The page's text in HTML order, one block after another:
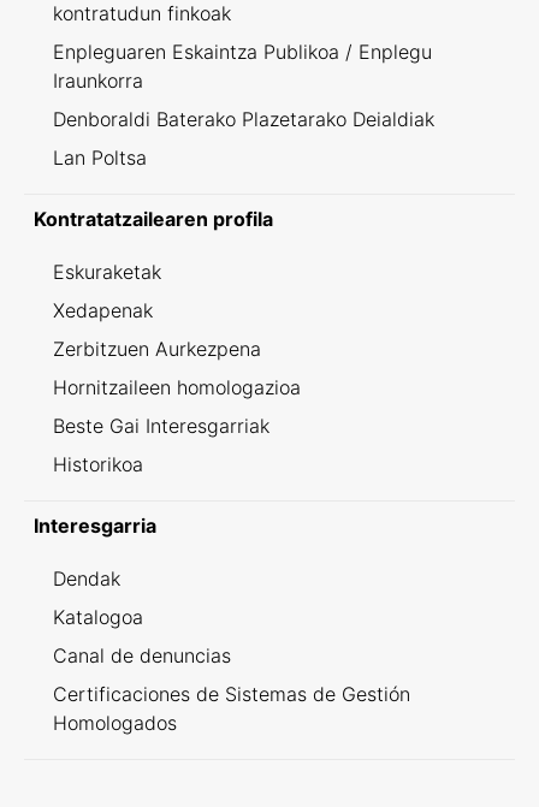
kontratudun finkoak
Enpleguaren Eskaintza Publikoa / Enplegu
Iraunkorra
Denboraldi Baterako Plazetarako Deialdiak
Lan Poltsa
Kontratatzailearen profila
Eskuraketak
Xedapenak
Zerbitzuen Aurkezpena
Hornitzaileen homologazioa
Beste Gai Interesgarriak
Historikoa
Interesgarria
Dendak
Katalogoa
Canal de denuncias
Certificaciones de Sistemas de Gestión
Homologados